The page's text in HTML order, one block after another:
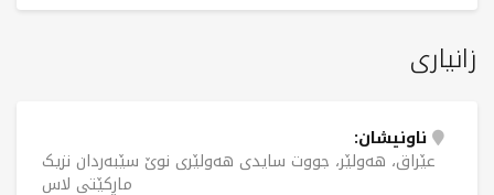
زانیاری
ناونیشان:
عێراق، هەولێر، جووت سایدی هەولێری نوێ سێبەردان نزیک
ماڕکێتی لاس